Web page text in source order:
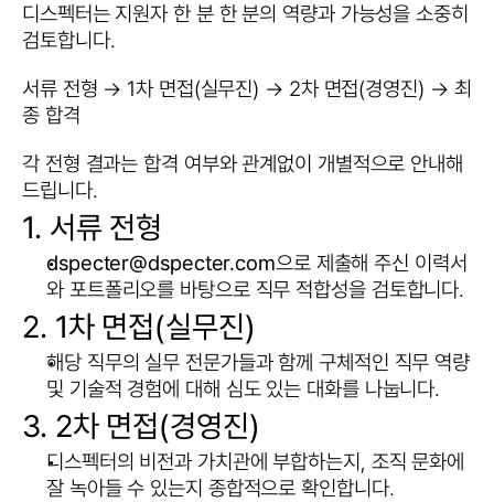
디스펙터는 지원자 한 분 한 분의 역량과 가능성을 소중히
검토합니다.
서류 전형 → 1차 면접(실무진) → 2차 면접(경영진) → 최
종 합격
각 전형 결과는 합격 여부와 관계없이 개별적으로 안내해
드립니다.
1. 서류 전형
dspecter@dspecter.com으로 제출해 주신 이력서
와 포트폴리오를 바탕으로 직무 적합성을 검토합니다.
2. 1차 면접(실무진)
해당 직무의 실무 전문가들과 함께 구체적인 직무 역량
및 기술적 경험에 대해 심도 있는 대화를 나눕니다.
3. 2차 면접(경영진)
디스펙터의 비전과 가치관에 부합하는지, 조직 문화에
잘 녹아들 수 있는지 종합적으로 확인합니다.